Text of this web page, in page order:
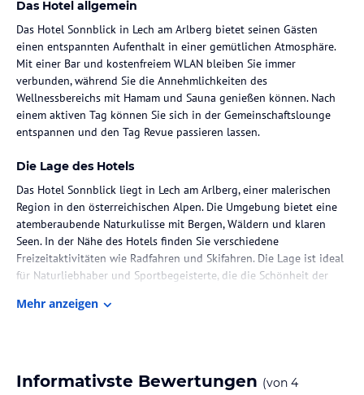
Das Hotel allgemein
Das Hotel Sonnblick in Lech am Arlberg bietet seinen Gästen
einen entspannten Aufenthalt in einer gemütlichen Atmosphäre.
Mit einer Bar und kostenfreiem WLAN bleiben Sie immer
verbunden, während Sie die Annehmlichkeiten des
Wellnessbereichs mit Hamam und Sauna genießen können. Nach
einem aktiven Tag können Sie sich in der Gemeinschaftslounge
entspannen und den Tag Revue passieren lassen.
Die Lage des Hotels
Das Hotel Sonnblick liegt in Lech am Arlberg, einer malerischen
Region in den österreichischen Alpen. Die Umgebung bietet eine
atemberaubende Naturkulisse mit Bergen, Wäldern und klaren
Seen. In der Nähe des Hotels finden Sie verschiedene
Freizeitaktivitäten wie Radfahren und Skifahren. Die Lage ist ideal
für Naturliebhaber und Sportbegeisterte, die die Schönheit der
Erholung. Jedes Zimmer ist mit modernen Annehmlichkeiten
Mehr anzeigen
Informativste Bewertungen (von 4